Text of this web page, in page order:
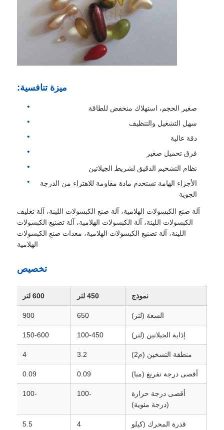
ميزة تنافسية:
صغير الحجم، استهلاك منخفض للطاقة
سهل التشغيل والتنظيف
دقة عالية
فرق تحميل صغير
نظام التشحيم الدقيق لشريط الجيلاتين
الأجزاء الهامة تستخدم مادة مقاومة للاهتراء من الدرجة
الجوية
آلة صنع الكبسولات الهلامية، آلة صنع الكبسولات اللينة، آلة تغليف
الكبسولات اللينة، آلة الكبسولات الهلامية، آلة تصنيع الكبسولات
اللينة، آلة تصنيع الكبسولات الهلامية، معدات صنع الكبسولات
الهلامية
تخصيص
نموذج 450 لتر 600 لتر
السعة (لتر) 650
900
إذابة الجيلاتين (لتر) 100-450
150-600
منطقة التسخين (م2) 3.2
4
أقصى درجة تفريغ (مبا) 0.09
0.09
أقصى درجة حرارة
(درجة مئوية)
-100
-100
قدرة المحرك (كيلو
4
5.5